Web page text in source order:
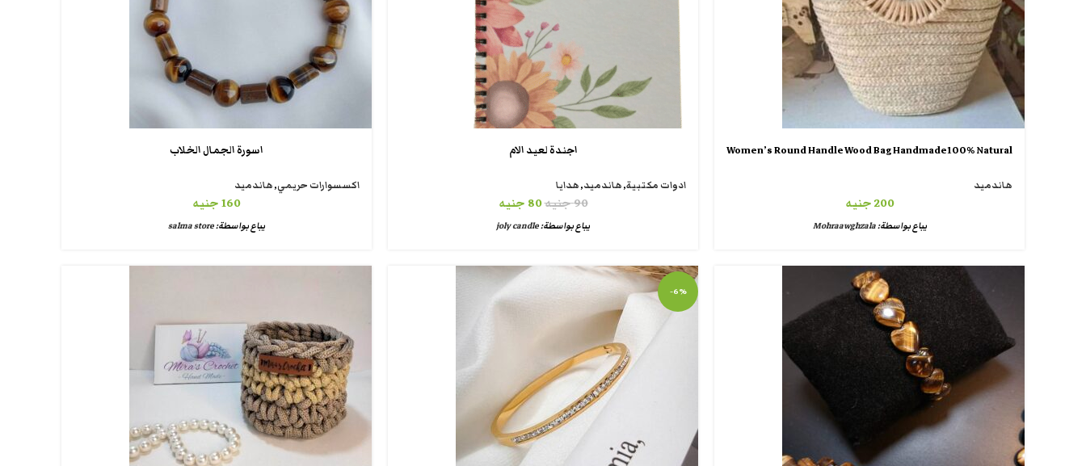
Women’s Round Handle Wood Bag Handmade100% Natural
هاندميد
200جنيه
يباع بواسطة:Mohraawghzala
اجندة لعيد الام
ادوات مكتبية,هاندميد,هدايا
90جنيه80 جنيه
يباع بواسطة:joly candle
اسورة الجمال الخلاب
اكسسوارات حريمي,هاندميد
160جنيه
يباع بواسطة:salma store
-6%